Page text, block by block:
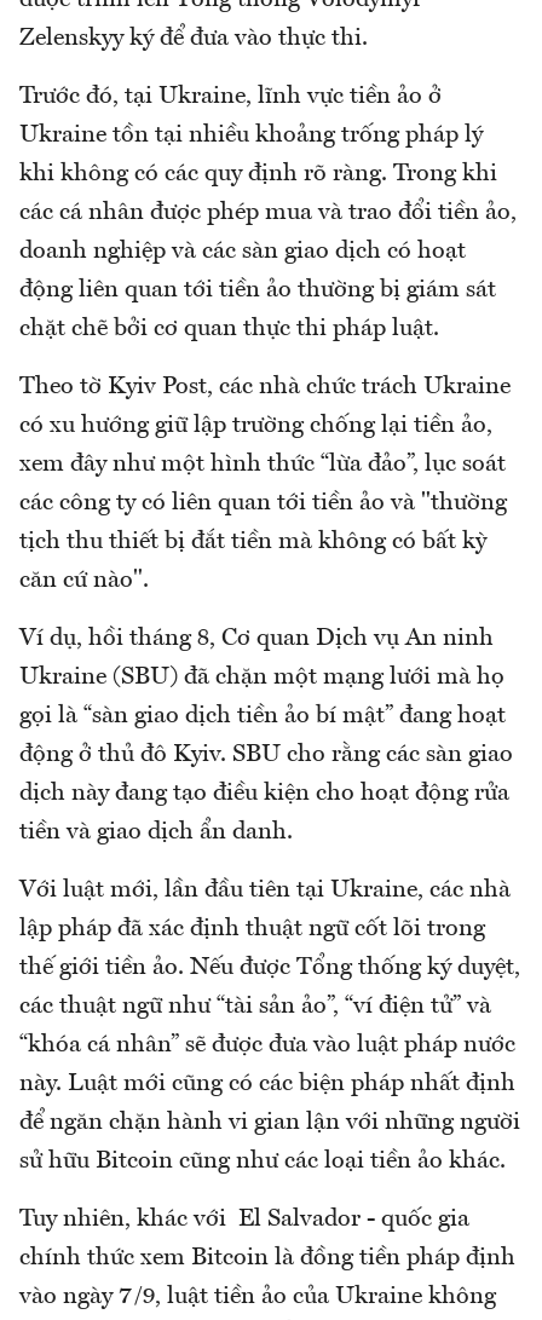
Zelenskyy ký để đưa vào thực thi.
Trước đó, tại Ukraine, lĩnh vực tiền ảo ở
Ukraine tồn tại nhiều khoảng trống pháp lý
khi không có các quy định rõ ràng. Trong khi
các cá nhân được phép mua và trao đổi tiền ảo,
doanh nghiệp và các sàn giao dịch có hoạt
động liên quan tới tiền ảo thường bị giám sát
chặt chẽ bởi cơ quan thực thi pháp luật.
Theo tờ Kyiv Post, các nhà chức trách Ukraine
có xu hướng giữ lập trường chống lại tiền ảo,
xem đây như một hình thức “lừa đảo”, lục soát
các công ty có liên quan tới tiền ảo và "thường
tịch thu thiết bị đắt tiền mà không có bất kỳ
căn cứ nào".
Ví dụ, hồi tháng 8, Cơ quan Dịch vụ An ninh
Ukraine (SBU) đã chặn một mạng lưới mà họ
gọi là “sàn giao dịch tiền ảo bí mật” đang hoạt
động ở thủ đô Kyiv. SBU cho rằng các sàn giao
dịch này đang tạo điều kiện cho hoạt động rửa
tiền và giao dịch ẩn danh.
Với luật mới, lần đầu tiên tại Ukraine, các nhà
lập pháp đã xác định thuật ngữ cốt lõi trong
thế giới tiền ảo. Nếu được Tổng thống ký duyệt,
các thuật ngữ như “tài sản ảo”, “ví điện tử” và
“khóa cá nhân” sẽ được đưa vào luật pháp nước
này. Luật mới cũng có các biện pháp nhất định
để ngăn chặn hành vi gian lận với những người
sử hữu Bitcoin cũng như các loại tiền ảo khác.
Tuy nhiên, khác với El Salvador - quốc gia
chính thức xem Bitcoin là đồng tiền pháp định
vào ngày 7/9, luật tiền ảo của Ukraine không